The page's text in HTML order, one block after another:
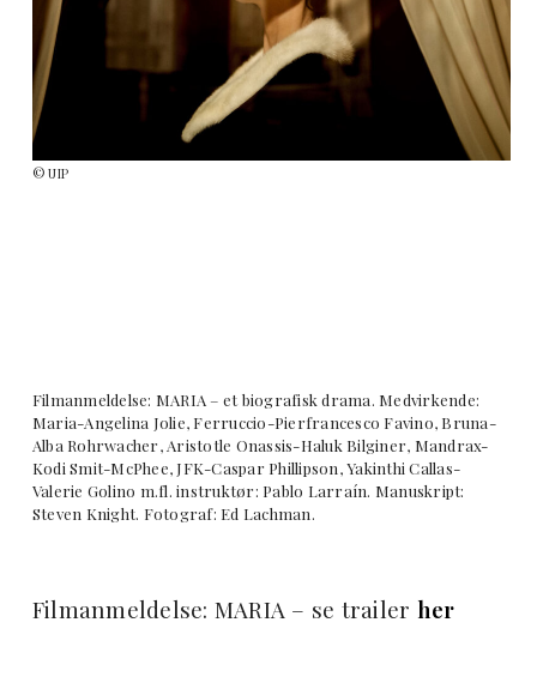
© UIP
Filmanmeldelse: MARIA – et biografisk drama. Medvirkende:
Maria-Angelina Jolie, Ferruccio-Pierfrancesco Favino, Bruna-
Alba Rohrwacher, Aristotle Onassis-Haluk Bilginer, Mandrax-
Kodi Smit-McPhee, JFK-Caspar Phillipson, Yakinthi Callas-
Valerie Golino m.fl. instruktør: Pablo Larraín. Manuskript:
Steven Knight. Fotograf: Ed Lachman.
Filmanmeldelse: MARIA – se trailer her